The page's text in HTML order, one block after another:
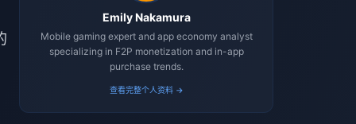
Emily Nakamura
Mobile gaming expert and app economy analyst
specializing in F2P monetization and in-app
purchase trends.
查看完整个人资料 →